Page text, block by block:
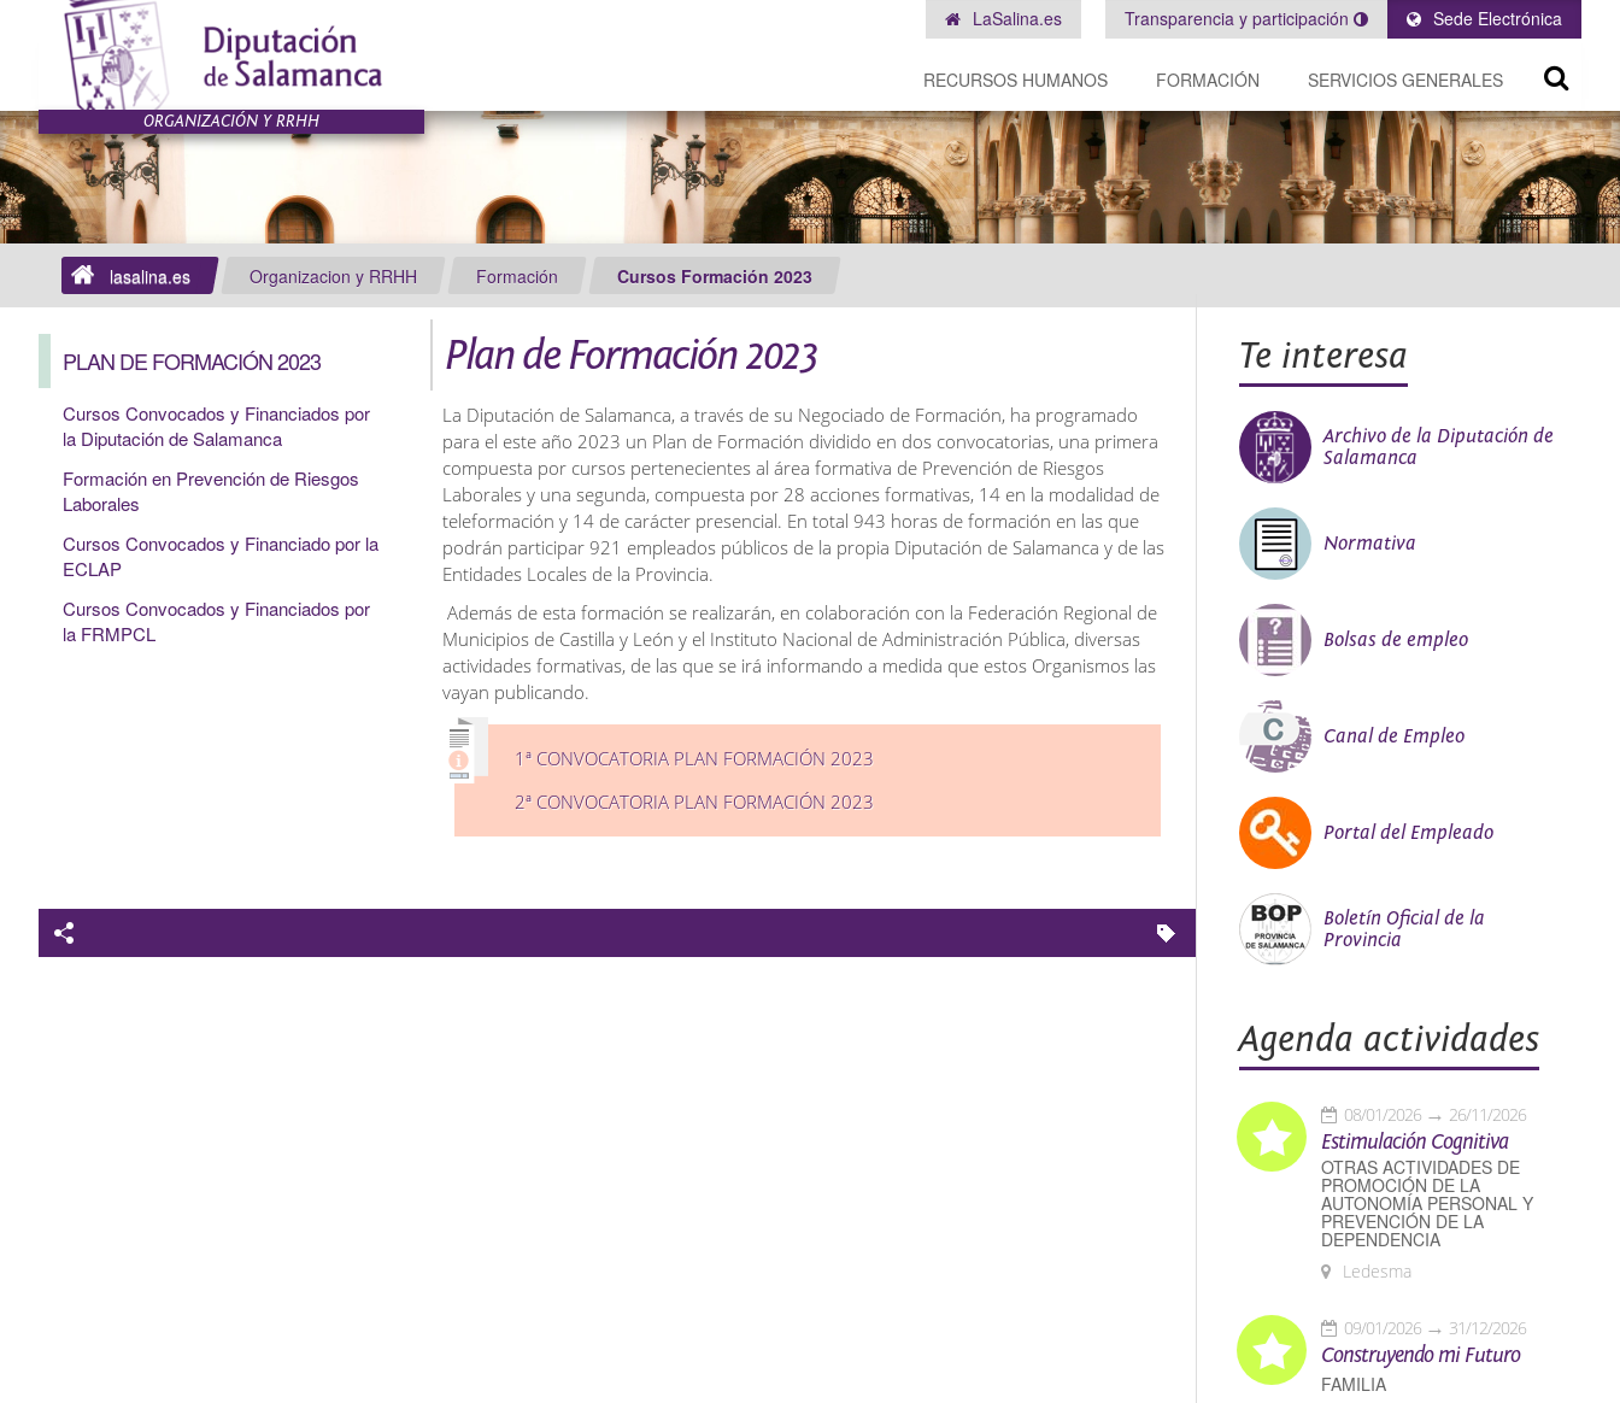
Sede Electrónica
Transparencia y participación
LaSalina.es
RECURSOS HUMANOS FORMACIÓN SERVICIOS GENERALES
lasalina.es Organizacion y RRHH Formación Cursos Formación 2023
PLAN DE FORMACIÓN 2023
Cursos Convocados y Financiados por
la Diputación de Salamanca
Formación en Prevención de Riesgos
Laborales
Cursos Convocados y Financiado por la
ECLAP
Cursos Convocados y Financiados por
la FRMPCL
Plan de Formación 2023
La Diputación de Salamanca, a través de su Negociado de Formación, ha programado
para el este año 2023 un Plan de Formación dividido en dos convocatorias, una primera
compuesta por cursos pertenecientes al área formativa de Prevención de Riesgos
Laborales y una segunda, compuesta por 28 acciones formativas, 14 en la modalidad de
teleformación y 14 de carácter presencial. En total 943 horas de formación en las que
podrán participar 921 empleados públicos de la propia Diputación de Salamanca y de las
Entidades Locales de la Provincia.
Además de esta formación se realizarán, en colaboración con la Federación Regional de
Municipios de Castilla y León y el Instituto Nacional de Administración Pública, diversas
actividades formativas, de las que se irá informando a medida que estos Organismos las
vayan publicando.
1ª CONVOCATORIA PLAN FORMACIÓN 2023
2ª CONVOCATORIA PLAN FORMACIÓN 2023
Te interesa
Archivo de la Diputación de
Salamanca
Normativa
Bolsas de empleo
Canal de Empleo
Portal del Empleado
Boletín Oficial de la
Provincia
Agenda actividades
08/01/2026 26/11/2026
Estimulación Cognitiva
OTRAS ACTIVIDADES DE
PROMOCIÓN DE LA
AUTONOMÍA PERSONAL Y
PREVENCIÓN DE LA
DEPENDENCIA
Ledesma
09/01/2026 31/12/2026
Construyendo mi Futuro
FAMILIA